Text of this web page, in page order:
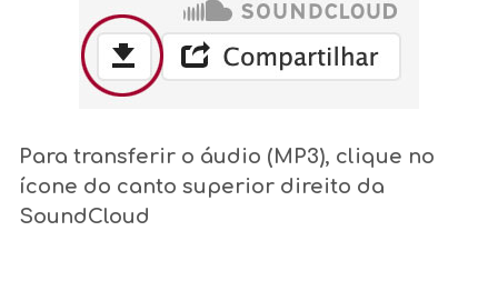
Para transferir o áudio (MP3), clique no
ícone do canto superior direito da
SoundCloud